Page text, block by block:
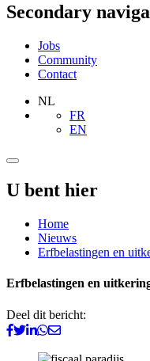
Secondary
Jobs
Community
Contact
NL
FR
EN
U bent hier
Home
Nieuws
Erfbelastingen en
Erfbelastingen en
Deel dit bericht: